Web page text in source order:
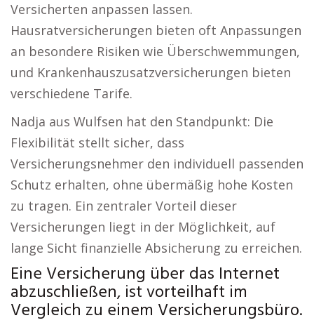
Versicherten anpassen lassen.
Hausratversicherungen bieten oft Anpassungen
an besondere Risiken wie Überschwemmungen,
und Krankenhauszusatzversicherungen bieten
verschiedene Tarife.
Nadja aus Wulfsen hat den Standpunkt: Die
Flexibilität stellt sicher, dass
Versicherungsnehmer den individuell passenden
Schutz erhalten, ohne übermäßig hohe Kosten
zu tragen. Ein zentraler Vorteil dieser
Versicherungen liegt in der Möglichkeit, auf
lange Sicht finanzielle Absicherung zu erreichen.
Eine Versicherung über das Internet
abzuschließen, ist vorteilhaft im
Vergleich zu einem Versicherungsbüro.